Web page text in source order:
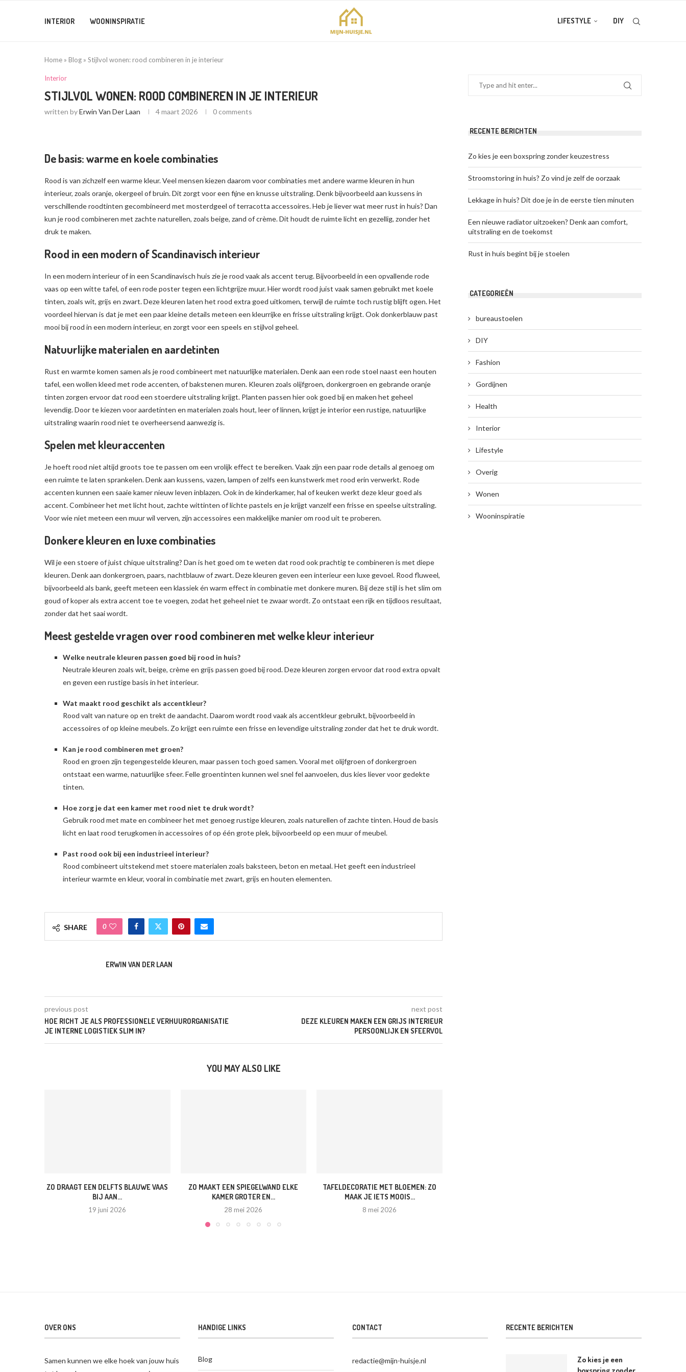
INTERIOR WOONINSPIRATIE LIFESTYLE DIY
Home » Blog » Stijlvol wonen: rood combineren in je interieur
Interior
STIJLVOL WONEN: ROOD COMBINEREN IN JE INTERIEUR
written byErwin Van Der Laan 4 maart 2026 0 comments
De basis: warme en koele combinaties
Rood is van zichzelf een warme kleur. Veel mensen kiezen daarom voor combinaties met andere warme kleuren in hun
interieur, zoals oranje, okergeel of bruin. Dit zorgt voor een fijne en knusse uitstraling. Denk bijvoorbeeld aan kussens in
verschillende roodtinten gecombineerd met mosterdgeel of terracotta accessoires. Heb je liever wat meer rust in huis? Dan
kun je rood combineren met zachte naturellen, zoals beige, zand of crème. Dit houdt de ruimte licht en gezellig, zonder het
druk te maken.
Rood in een modern of Scandinavisch interieur
In een modern interieur of in een Scandinavisch huis zie je rood vaak als accent terug. Bijvoorbeeld in een opvallende rode
vaas op een witte tafel, of een rode poster tegen een lichtgrijze muur. Hier wordt rood juist vaak samen gebruikt met koele
tinten, zoals wit, grijs en zwart. Deze kleuren laten het rood extra goed uitkomen, terwijl de ruimte toch rustig blijft ogen. Het
voordeel hiervan is dat je met een paar kleine details meteen een kleurrijke en frisse uitstraling krijgt. Ook donkerblauw past
mooi bij rood in een modern interieur, en zorgt voor een speels en stijlvol geheel.
Natuurlijke materialen en aardetinten
Rust en warmte komen samen als je rood combineert met natuurlijke materialen. Denk aan een rode stoel naast een houten
tafel, een wollen kleed met rode accenten, of bakstenen muren. Kleuren zoals olijfgroen, donkergroen en gebrande oranje
tinten zorgen ervoor dat rood een stoerdere uitstraling krijgt. Planten passen hier ook goed bij en maken het geheel
levendig. Door te kiezen voor aardetinten en materialen zoals hout, leer of linnen, krijgt je interior een rustige, natuurlijke
uitstraling waarin rood niet te overheersend aanwezig is.
Spelen met kleuraccenten
Je hoeft rood niet altijd groots toe te passen om een vrolijk effect te bereiken. Vaak zijn een paar rode details al genoeg om
een ruimte te laten sprankelen. Denk aan kussens, vazen, lampen of zelfs een kunstwerk met rood erin verwerkt. Rode
accenten kunnen een saaie kamer nieuw leven inblazen. Ook in de kinderkamer, hal of keuken werkt deze kleur goed als
accent. Combineer het met licht hout, zachte wittinten of lichte pastels en je krijgt vanzelf een frisse en speelse uitstraling.
Voor wie niet meteen een muur wil verven, zijn accessoires een makkelijke manier om rood uit te proberen.
Donkere kleuren en luxe combinaties
Wil je een stoere of juist chique uitstraling? Dan is het goed om te weten dat rood ook prachtig te combineren is met diepe
kleuren. Denk aan donkergroen, paars, nachtblauw of zwart. Deze kleuren geven een interieur een luxe gevoel. Rood fluweel,
bijvoorbeeld als bank, geeft meteen een klassiek én warm effect in combinatie met donkere muren. Bij deze stijl is het slim om
goud of koper als extra accent toe te voegen, zodat het geheel niet te zwaar wordt. Zo ontstaat een rijk en tijdloos resultaat,
zonder dat het saai wordt.
Meest gestelde vragen over rood combineren met welke kleur interieur
Welke neutrale kleuren passen goed bij rood in huis?
Neutrale kleuren zoals wit, beige, crème en grijs passen goed bij rood. Deze kleuren zorgen ervoor dat rood extra opvalt
en geven een rustige basis in het interieur.
Wat maakt rood geschikt als accentkleur?
Rood valt van nature op en trekt de aandacht. Daarom wordt rood vaak als accentkleur gebruikt, bijvoorbeeld in
accessoires of op kleine meubels. Zo krijgt een ruimte een frisse en levendige uitstraling zonder dat het te druk wordt.
Kan je rood combineren met groen?
Rood en groen zijn tegengestelde kleuren, maar passen toch goed samen. Vooral met olijfgroen of donkergroen
ontstaat een warme, natuurlijke sfeer. Felle groentinten kunnen wel snel fel aanvoelen, dus kies liever voor gedekte
tinten.
Hoe zorg je dat een kamer met rood niet te druk wordt?
Gebruik rood met mate en combineer het met genoeg rustige kleuren, zoals naturellen of zachte tinten. Houd de basis
licht en laat rood terugkomen in accessoires of op één grote plek, bijvoorbeeld op een muur of meubel.
Past rood ook bij een industrieel interieur?
Rood combineert uitstekend met stoere materialen zoals baksteen, beton en metaal. Het geeft een industrieel
interieur warmte en kleur, vooral in combinatie met zwart, grijs en houten elementen.
SHARE 0
ERWIN VAN DER LAAN
previous post
HOE RICHT JE ALS PROFESSIONELE VERHUURORGANISATIE
JE INTERNE LOGISTIEK SLIM IN?
next post
DEZE KLEUREN MAKEN EEN GRIJS INTERIEUR
PERSOONLIJK EN SFEERVOL
YOU MAY ALSO LIKE
ZO DRAAGT EEN DELFTS BLAUWE VAAS
BIJ AAN...
19 juni 2026
ZO MAAKT EEN SPIEGELWAND ELKE
KAMER GROTER EN...
28 mei 2026
TAFELDECORATIE MET BLOEMEN: ZO
MAAK JE IETS MOOIS...
8 mei 2026
RECENTE BERICHTEN
Zo kies je een boxspring zonder keuzestress
Stroomstoring in huis? Zo vind je zelf de oorzaak
Lekkage in huis? Dit doe je in de eerste tien minuten
Een nieuwe radiator uitzoeken? Denk aan comfort,
uitstraling en de toekomst
Rust in huis begint bij je stoelen
CATEGORIEËN
bureaustoelen
DIY
Fashion
Gordijnen
Health
Interior
Lifestyle
Overig
Wonen
Wooninspiratie
OVER ONS
Samen kunnen we elke hoek van jouw huis
HANDIGE LINKS
Blog
CONTACT
redactie@mijn-huisje.nl
RECENTE BERICHTEN
Zo kies je een